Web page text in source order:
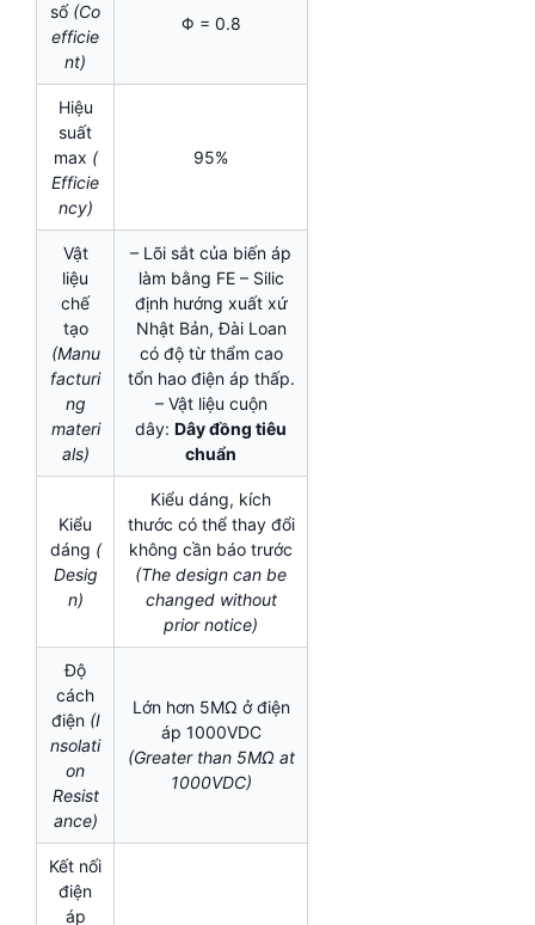
số (Co
efficie
nt)
Φ = 0.8
Hiệu
suất
max (
Efficie
ncy)
95%
Vật
liệu
chế
tạo
(Manu
facturi
ng
materi
als)
– Lõi sắt của biến áp
làm bằng FE – Silic
định hướng xuất xứ
Nhật Bản, Đài Loan
có độ từ thẩm cao
tổn hao điện áp thấp.
– Vật liệu cuộn
dây: Dây đồng tiêu
chuẩn
Kiểu
dáng (
Desig
n)
Kiểu dáng, kích
thước có thể thay đổi
không cần báo trước
(The design can be
changed without
prior notice)
Độ
cách
điện (I
nsolati
on
Resist
ance)
Lớn hơn 5MΩ ở điện
áp 1000VDC
(Greater than 5MΩ at
1000VDC)
Kết nối
điện
áp